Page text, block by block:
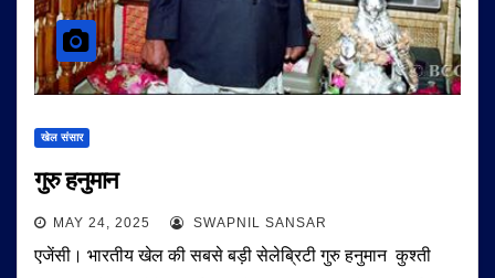
खेल संसार
गुरु हनुमान
MAY 24, 2025 SWAPNIL SANSAR
एजेंसी। भारतीय खेल की सबसे बड़ी सेलेब्रिटी गुरु हनुमान कुश्ती